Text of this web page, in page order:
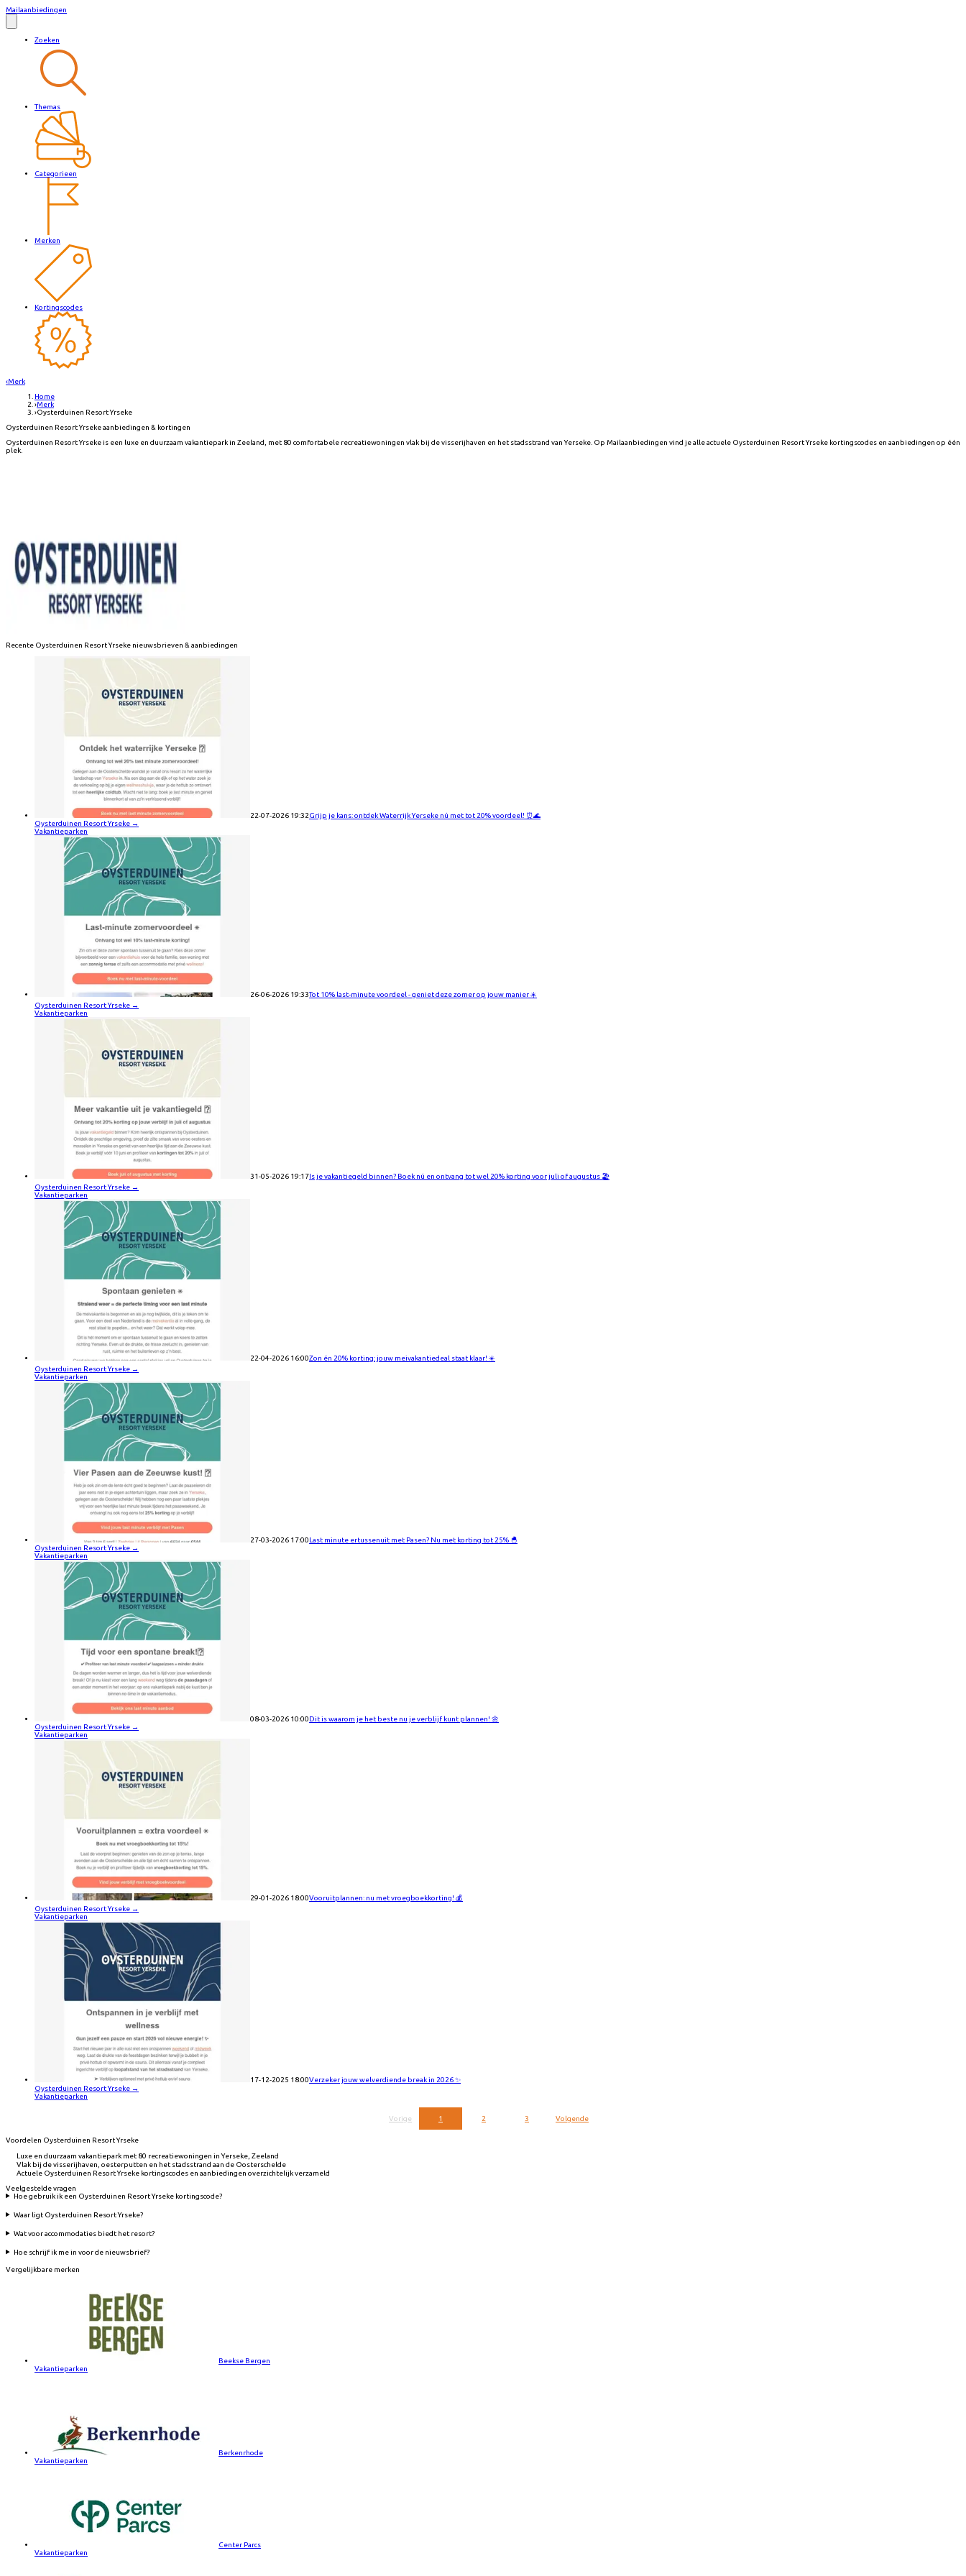
Mailaanbiedingen
Zoeken
Themas
Categorieen
Merken
Kortingscodes
‹Merk
Home
›Merk
›Oysterduinen Resort Yrseke
Oysterduinen Resort Yrseke aanbiedingen & kortingen
Oysterduinen Resort Yrseke is een luxe en duurzaam vakantiepark in Zeeland, met 80 comfortabele recreatiewoningen vlak bij de visserijhaven en het stadsstrand van Yerseke. Op Mailaanbiedingen vind je alle actuele Oysterduinen Resort Yrseke kortingscodes en aanbiedingen op één
plek.
Recente Oysterduinen Resort Yrseke nieuwsbrieven & aanbiedingen
22-07-2026 19:32Grijp je kans: ontdek Waterrijk Yerseke nú met tot 20% voordeel! ⏰🌊
Oysterduinen Resort Yrseke →
Vakantieparken
26-06-2026 19:33Tot 10% last-minute voordeel - geniet deze zomer op jouw manier ☀️
Oysterduinen Resort Yrseke →
Vakantieparken
31-05-2026 19:17Is je vakantiegeld binnen? Boek nú en ontvang tot wel 20% korting voor juli of augustus 🏖️
Oysterduinen Resort Yrseke →
Vakantieparken
22-04-2026 16:00Zon én 20% korting: jouw meivakantiedeal staat klaar! ☀️
Oysterduinen Resort Yrseke →
Vakantieparken
27-03-2026 17:00Last minute ertussenuit met Pasen? Nu met korting tot 25% 🐣
Oysterduinen Resort Yrseke →
Vakantieparken
08-03-2026 10:00Dit is waarom je het beste nu je verblijf kunt plannen! 🌼
Oysterduinen Resort Yrseke →
Vakantieparken
29-01-2026 18:00Vooruitplannen: nu met vroegboekkorting! 💰
Oysterduinen Resort Yrseke →
Vakantieparken
17-12-2025 18:00Verzeker jouw welverdiende break in 2026 ✨
Oysterduinen Resort Yrseke →
Vakantieparken
Vorige 1 2 3 Volgende
Voordelen Oysterduinen Resort Yrseke
Luxe en duurzaam vakantiepark met 80 recreatiewoningen in Yerseke, Zeeland
Vlak bij de visserijhaven, oesterputten en het stadsstrand aan de Oosterschelde
Actuele Oysterduinen Resort Yrseke kortingscodes en aanbiedingen overzichtelijk verzameld
Veelgestelde vragen
Hoe gebruik ik een Oysterduinen Resort Yrseke kortingscode?
Waar ligt Oysterduinen Resort Yrseke?
Wat voor accommodaties biedt het resort?
Hoe schrijf ik me in voor de nieuwsbrief?
Vergelijkbare merken
Beekse Bergen
Vakantieparken
Berkenrhode
Vakantieparken
Center Parcs
Vakantieparken